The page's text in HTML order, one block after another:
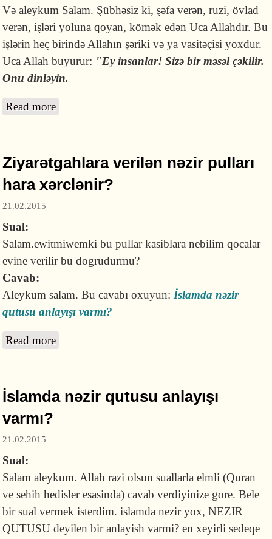
Və aleykum Salam. Şübhəsiz ki, şəfa verən, ruzi, övlad
verən, işləri yoluna qoyan, kömək edən Uca Allahdır. Bu
işlərin heç birində Allahın şəriki və ya vasitəçisi yoxdur.
Uca Allah buyurur: "Ey insanlar! Sizə bir məsəl çəkilir.
Onu dinləyin.
Read more
Ziyarətgahlara verilən nəzir pulları
hara xərclənir?
21.02.2015
Sual:
Salam.ewitmiwemki bu pullar kasiblara nebilim qocalar
evine verilir bu dogrudurmu?
Cavab:
Aleykum salam. Bu cavabı oxuyun: İslamda nəzir
qutusu anlayışı varmı?
Read more
İslamda nəzir qutusu anlayışı
varmı?
21.02.2015
Sual:
Salam aleykum. Allah razi olsun suallarla elmli (Quran
ve sehih hedisler esasinda) cavab verdiyinize gore. Bele
bir sual vermek isterdim. islamda nezir yox, NEZIR
QUTUSU deyilen bir anlayish varmi? en xeyirli sedeqe